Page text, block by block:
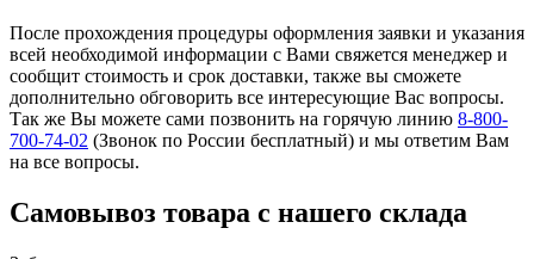
После прохождения процедуры оформления заявки и указания
всей необходимой информации с Вами свяжется менеджер и
сообщит стоимость и срок доставки, также вы сможете
дополнительно обговорить все интересующие Вас вопросы.
Так же Вы можете сами позвонить на горячую линию 8-800-
700-74-02 (Звонок по России бесплатный) и мы ответим Вам
на все вопросы.
Самовывоз товара с нашего склада